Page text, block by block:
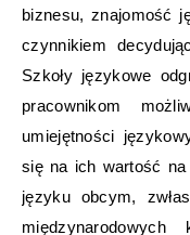
biznesu, znajomość
czynnikiem
Szkoły językowe
pracownikom
umiejętności
się na ich wartość na
języku obcym,